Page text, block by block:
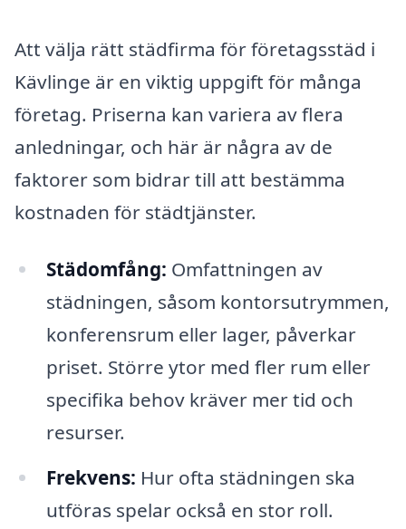
Att välja rätt städfirma för företagsstäd i
Kävlinge är en viktig uppgift för många
företag. Priserna kan variera av flera
anledningar, och här är några av de
faktorer som bidrar till att bestämma
kostnaden för städtjänster.
Städomfång: Omfattningen av
städningen, såsom kontorsutrymmen,
konferensrum eller lager, påverkar
priset. Större ytor med fler rum eller
specifika behov kräver mer tid och
resurser.
Frekvens: Hur ofta städningen ska
utföras spelar också en stor roll.